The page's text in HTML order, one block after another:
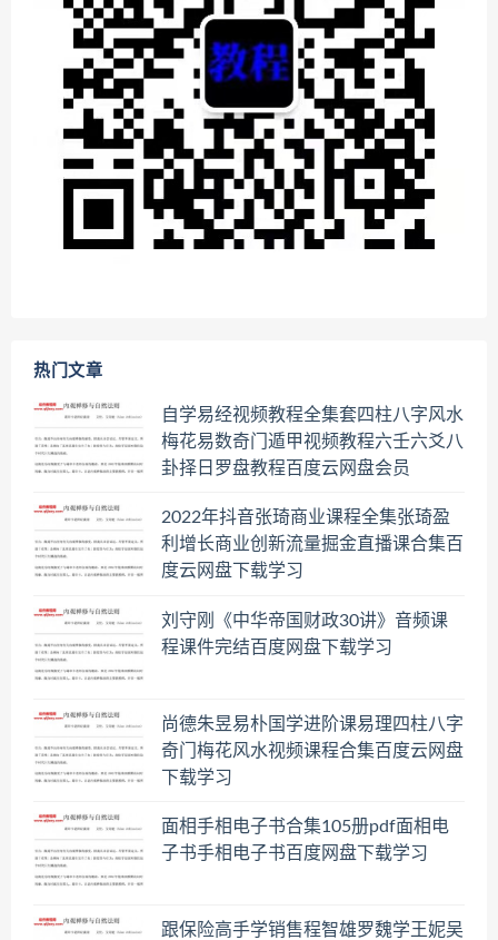
热门文章
自学易经视频教程全集套四柱八字风水
梅花易数奇门遁甲视频教程六壬六爻八
卦择日罗盘教程百度云网盘会员
2022年抖音张琦商业课程全集张琦盈
利增长商业创新流量掘金直播课合集百
度云网盘下载学习
刘守刚《中华帝国财政30讲》音频课
程课件完结百度网盘下载学习
尚德朱昱易朴国学进阶课易理四柱八字
奇门梅花风水视频课程合集百度云网盘
下载学习
面相手相电子书合集105册pdf面相电
子书手相电子书百度网盘下载学习
跟保险高手学销售程智雄罗魏学王妮吴